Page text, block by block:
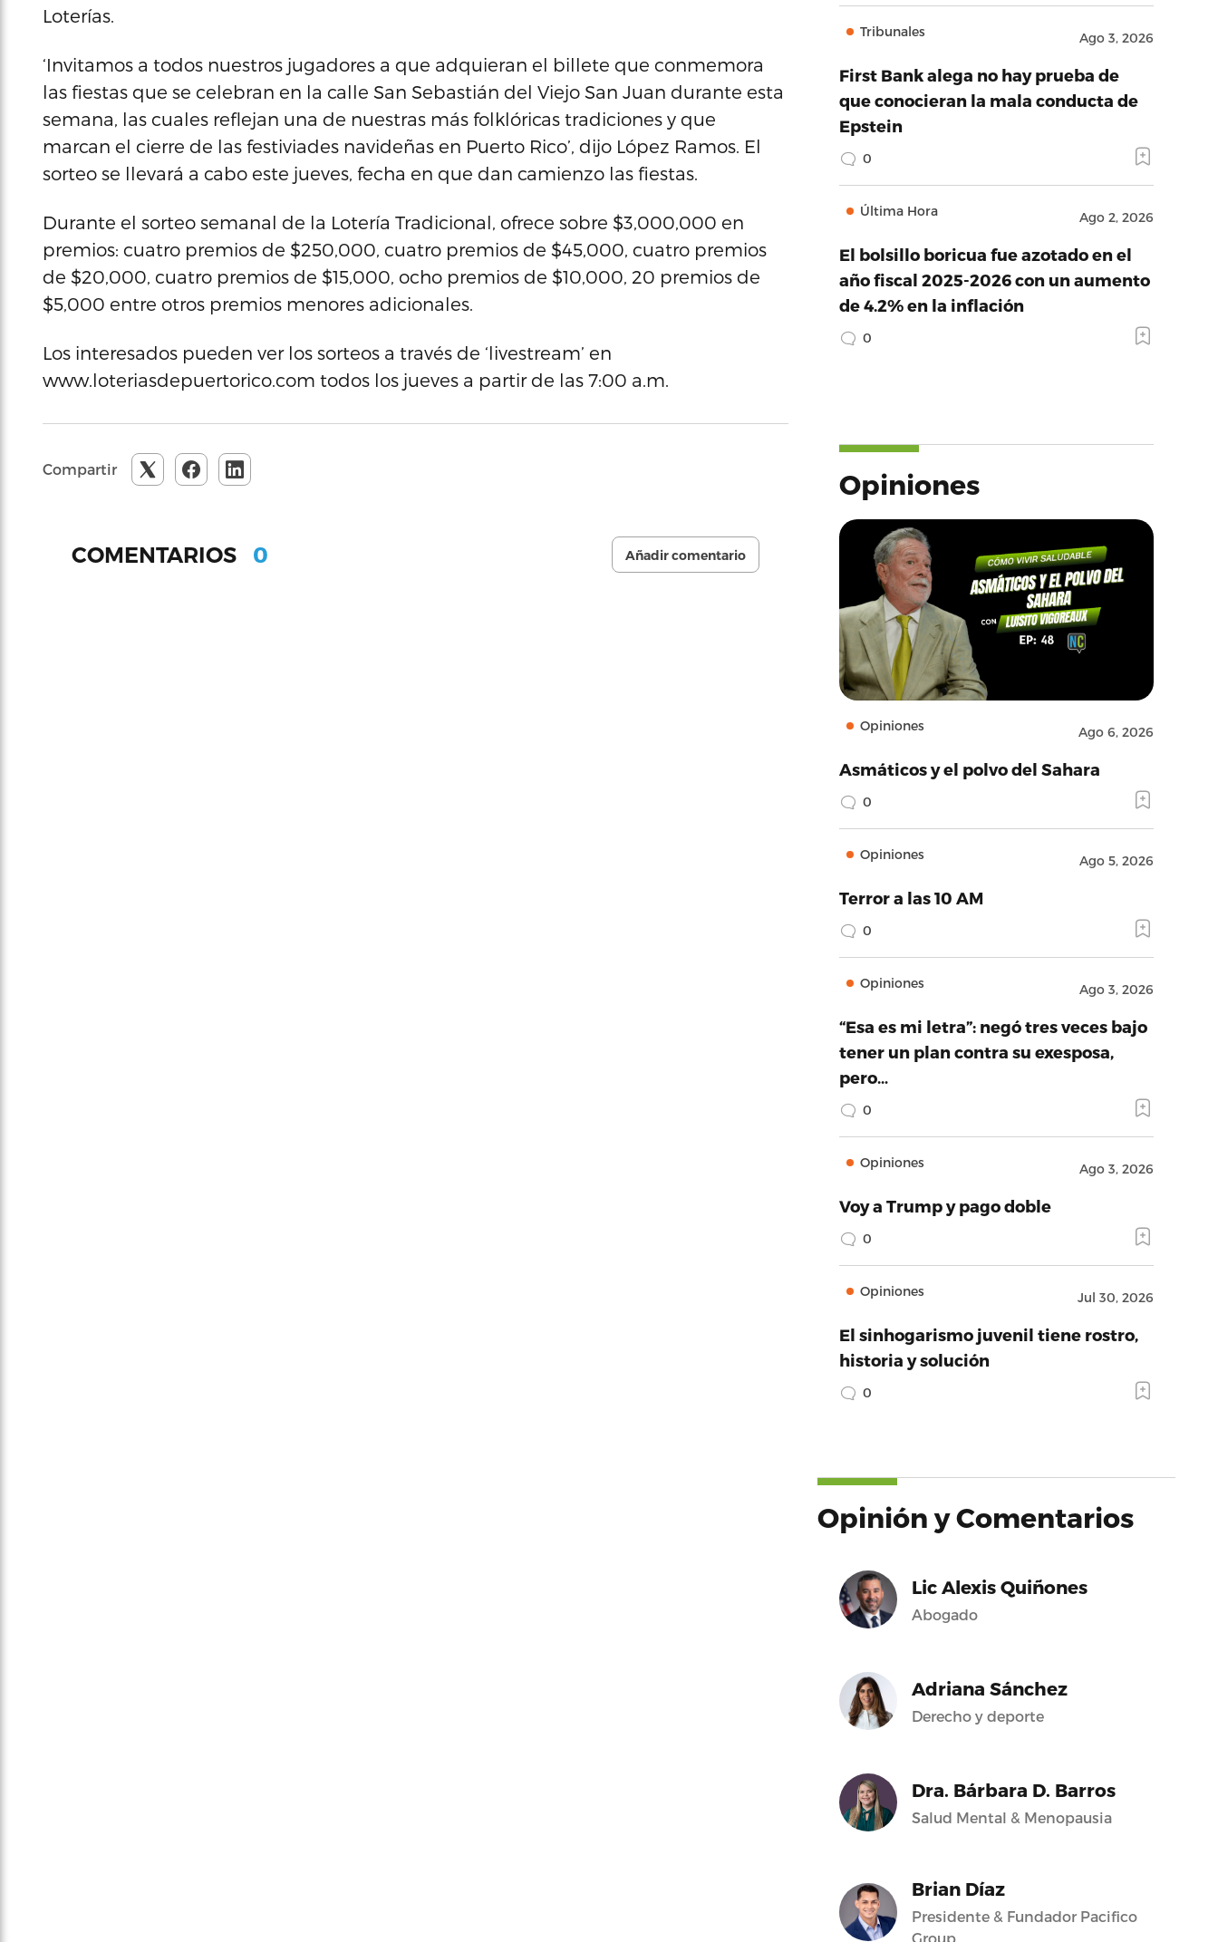
Loterías.
‘Invitamos a todos nuestros jugadores a que adquieran el billete que conmemora
las fiestas que se celebran en la calle San Sebastián del Viejo San Juan durante esta
semana, las cuales reflejan una de nuestras más folklóricas tradiciones y que
marcan el cierre de las festiviades navideñas en Puerto Rico’, dijo López Ramos. El
sorteo se llevará a cabo este jueves, fecha en que dan camienzo las fiestas.
Durante el sorteo semanal de la Lotería Tradicional, ofrece sobre $3,000,000 en
premios: cuatro premios de $250,000, cuatro premios de $45,000, cuatro premios
de $20,000, cuatro premios de $15,000, ocho premios de $10,000, 20 premios de
$5,000 entre otros premios menores adicionales.
Los interesados pueden ver los sorteos a través de ‘livestream’ en
www.loteriasdepuertorico.com todos los jueves a partir de las 7:00 a.m.
Compartir
COMENTARIOS 0 Añadir comentario
Tribunales Ago 3, 2026
First Bank alega no hay prueba de
que conocieran la mala conducta de
Epstein
0
Última Hora Ago 2, 2026
El bolsillo boricua fue azotado en el
año fiscal 2025-2026 con un aumento
de 4.2% en la inflación
0
Opiniones
Opiniones Ago 6, 2026
Asmáticos y el polvo del Sahara
0
Opiniones Ago 5, 2026
Terror a las 10 AM
0
Opiniones Ago 3, 2026
“Esa es mi letra”: negó tres veces bajo
tener un plan contra su exesposa,
pero…
0
Opiniones Ago 3, 2026
Voy a Trump y pago doble
0
Opiniones Jul 30, 2026
El sinhogarismo juvenil tiene rostro,
historia y solución
0
Opinión y Comentarios
Lic Alexis Quiñones
Abogado
Adriana Sánchez
Derecho y deporte
Dra. Bárbara D. Barros
Salud Mental & Menopausia
Brian Díaz
Presidente & Fundador Pacifico
Group